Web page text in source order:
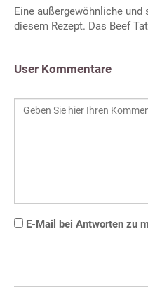
Eine außergewöhnliche
diesem Rezept. Das Beef
User Kommentare
E-Mail bei Antworten zu